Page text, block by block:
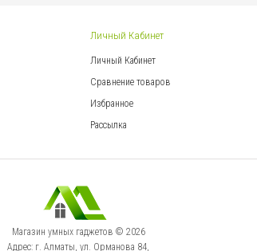
Личный Кабинет
Личный Кабинет
Сравнение товаров
Избранное
Рассылка
Магазин умных гаджетов © 2026
Адрес: г. Алматы, ул. Орманова 84,